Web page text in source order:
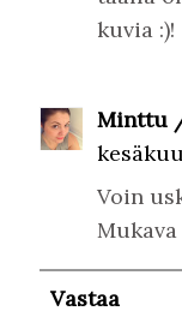
kuvia :)!
Minttu
Voin
Vastaa